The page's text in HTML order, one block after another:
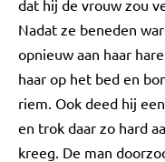
dat hij de vrouw zou
Nadat ze beneden
opnieuw aan haar
haar op het bed en
riem. Ook deed hij
en trok daar zo hard
kreeg. De man